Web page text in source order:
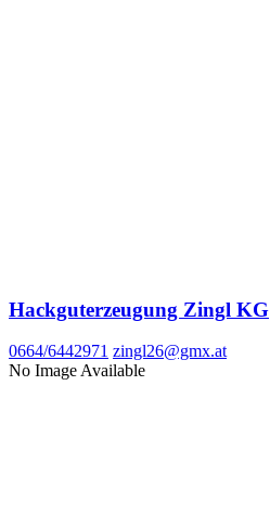
Hackguterzeugung Zingl KG
0664/6442971 zingl26@gmx.at
No Image Available